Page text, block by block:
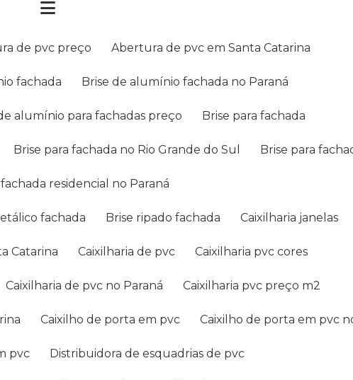
de pvc preço Abertura de pvc em Santa Catarina
fachada Brise de alumínio fachada no Paraná
de alumínio para fachadas preço Brise para fachada
Brise para fachada no Rio Grande do Sul Brise para
fachada residencial no Paraná
fachada Brise ripado fachada Caixilharia janelas
Catarina Caixilharia de pvc Caixilharia pvc cores
Caixilharia de pvc no Paraná Caixilharia pvc preço m2
Caixilho de porta em pvc Caixilho de porta em pvc
pvc Distribuidora de esquadrias de pvc